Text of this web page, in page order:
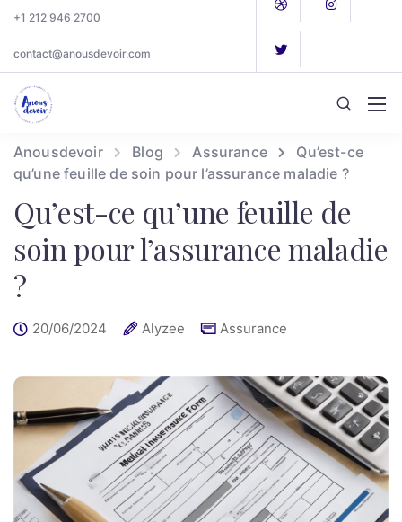
+1 212 946 2700
contact@anousdevoir.com
Anousdevoir Blog Assurance
Qu’est-ce
qu’une feuille de soin pour l’assurance maladie ?
Qu’est-ce qu’une feuille de
soin pour l’assurance maladie
?
20/06/2024 Alyzee Assurance